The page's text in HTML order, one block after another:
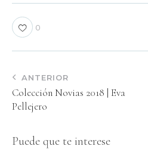
0
ANTERIOR
Colección Novias 2018 | Eva
Pellejero
Puede que te interese